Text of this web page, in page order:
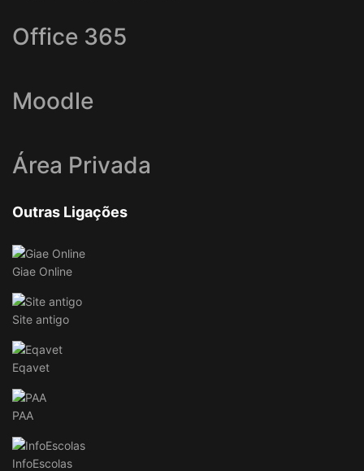
Office 365
Moodle
Área Privada
Outras Ligações
Giae Online
Site antigo
Eqavet
PAA
InfoEscolas